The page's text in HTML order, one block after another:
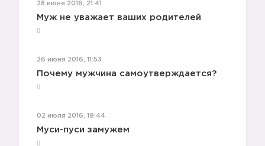
28 июня 2016, 21:41
Муж не уважает ваших родителей
26 июня 2016, 11:53
Почему мужчина самоутверждается?
02 июля 2016, 19:44
Муси-пуси замужем